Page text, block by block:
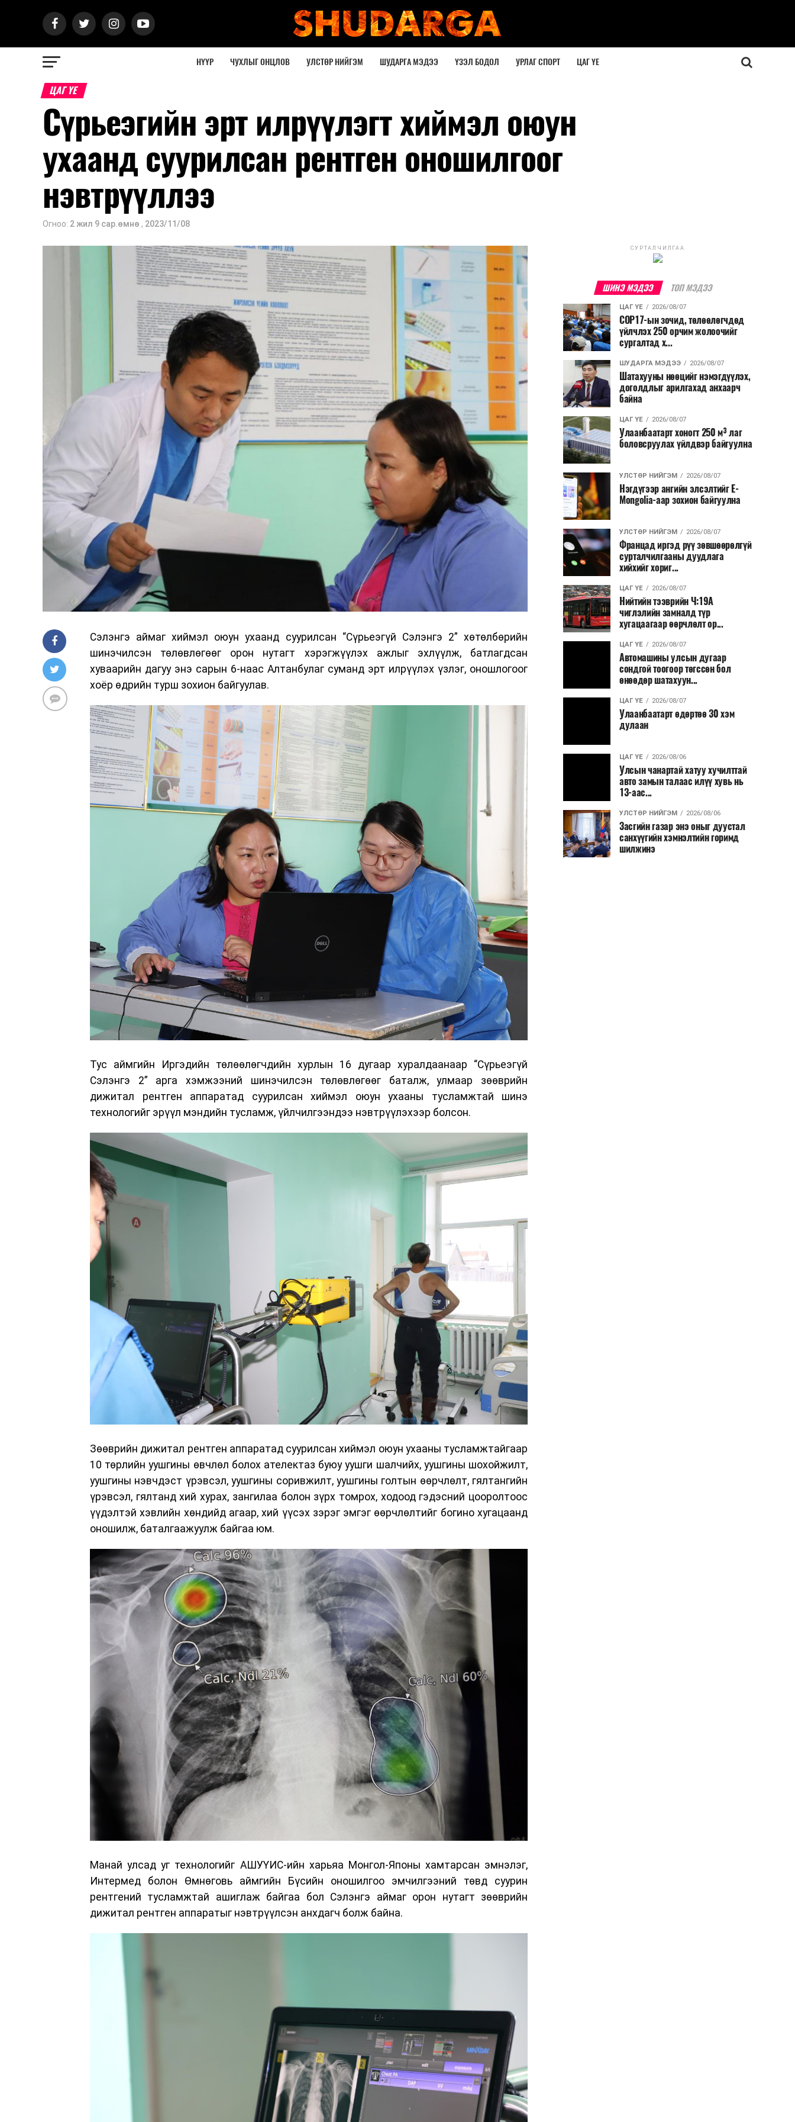
НҮҮР ЧУХЛЫГ ОНЦЛОВ УЛСТӨР НИЙГЭМ ШУДАРГА МЭДЭЭ ҮЗЭЛ БОДОЛ УРЛАГ СПОРТ ЦАГ ҮЕ
ЦАГ ҮЕ
Сүрьеэгийн эрт илрүүлэгт хиймэл оюун
ухаанд суурилсан рентген оношилгоог
нэвтрүүллээ
Огноо: 2 жил 9 сар.өмнө , 2023/11/08
Сэлэнгэ аймаг хиймэл оюун ухаанд суурилсан “Сүрьеэгүй Сэлэнгэ 2” хөтөлбөрийн
шинэчилсэн төлөвлөгөөг орон нутагт хэрэгжүүлэх ажлыг эхлүүлж, батлагдсан
хуваарийн дагуу энэ сарын 6-наас Алтанбулаг суманд эрт илрүүлэх үзлэг, оношлогоог
хоёр өдрийн турш зохион байгуулав.
Тус аймгийн Иргэдийн төлөөлөгчдийн хурлын 16 дугаар хуралдаанаар “Сүрьеэгүй
Сэлэнгэ 2” арга хэмжээний шинэчилсэн төлөвлөгөөг баталж, улмаар зөөврийн
дижитал рентген аппаратад суурилсан хиймэл оюун ухааны тусламжтай шинэ
технологийг эрүүл мэндийн тусламж, үйлчилгээндээ нэвтрүүлэхээр болсон.
Зөөврийн дижитал рентген аппаратад суурилсан хиймэл оюун ухааны тусламжтайгаар
10 төрлийн уушгины өвчлөл болох ателектаз буюу уушги шалчийх, уушгины шохойжилт,
уушгины нэвчдэст үрэвсэл, уушгины соривжилт, уушгины голтын өөрчлөлт, гялтангийн
үрэвсэл, гялтанд хий хурах, зангилаа болон зүрх томрох, ходоод гэдэсний цооролтоос
үүдэлтэй хэвлийн хөндийд агаар, хий үүсэх зэрэг эмгэг өөрчлөлтийг богино хугацаанд
оношилж, баталгаажуулж байгаа юм.
Манай улсад уг технологийг АШУҮИС-ийн харьяа Монгол-Японы хамтарсан эмнэлэг,
Интермед болон Өмнөговь аймгийн Бүсийн оношилгоо эмчилгээний төвд суурин
рентгений тусламжтай ашиглаж байгаа бол Сэлэнгэ аймаг орон нутагт зөөврийн
дижитал рентген аппаратыг нэвтрүүлсэн анхдагч болж байна.
СУРТАЛЧИЛГАА
ШИНЭ МЭДЭЭ ТОП МЭДЭЭ
ЦАГ ҮЕ 2026/08/07
COP17-ын зочид, төлөөлөгчдөд
үйлчлэх 250 орчим жолоочийг
сургалтад х...
ШУДАРГА МЭДЭЭ 2026/08/07
Шатахууны нөөцийг нэмэгдүүлэх,
доголдлыг арилгахад анхаарч
байна
ЦАГ ҮЕ 2026/08/07
Улаанбаатарт хоногт 250 м³ лаг
боловсруулах үйлдвэр байгуулна
УЛСТӨР НИЙГЭМ 2026/08/07
Нэгдүгээр ангийн элсэлтийг E-
Mongolia-аар зохион байгуулна
УЛСТӨР НИЙГЭМ 2026/08/07
Францад иргэд рүү зөвшөөрөлгүй
сурталчилгааны дуудлага
хийхийг хориг...
ЦАГ ҮЕ 2026/08/07
Нийтийн тээврийн Ч:19А
чиглэлийн замналд түр
хугацаагаар өөрчлөлт ор...
ЦАГ ҮЕ 2026/08/07
Автомашины улсын дугаар
сондгой тоогоор төгссөн бол
өнөөдөр шатахуун...
ЦАГ ҮЕ 2026/08/07
Улаанбаатарт өдөртөө 30 хэм
дулаан
ЦАГ ҮЕ 2026/08/06
Улсын чанартай хатуу хучилттай
авто замын талаас илүү хувь нь
13-аас...
УЛСТӨР НИЙГЭМ 2026/08/06
Засгийн газар энэ оныг дуустал
санхүүгийн хэмнэлтийн горимд
шилжинэ